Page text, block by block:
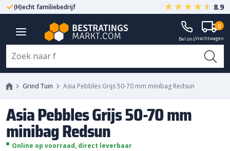
(H)echt familiebedrijf Gegarandeerd A-kwaliteit
8.9
Bel onsVrachtwagen
0
Grind Tuin Asia Pebbles Grijs 50-70 mm minibag Redsun
Asia Pebbles Grijs 50-70 mm
minibag Redsun
Online op voorraad, direct leverbaar
Asia Pebbles Grijs 50-70 mm
minibag Redsun